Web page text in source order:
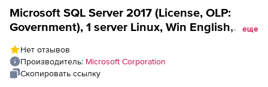
Microsoft SQL Server 2017 (License, OLP:
Government), 1 server Linux, Win English,
еще
Нет отзывов
Производитель: Microsoft Corporation
Скопировать ссылку